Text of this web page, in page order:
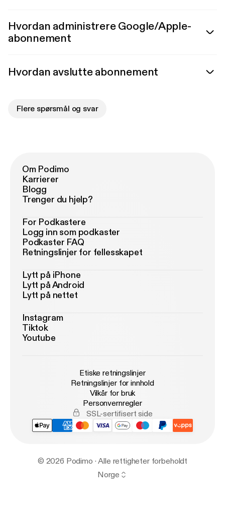
Hvordan administrere Google/Apple-
abonnement
Hvordan avslutte abonnement
Flere spørsmål og svar
Om Podimo
Karrierer
Blogg
Trenger du hjelp?
For Podkastere
Logg inn som podkaster
Podkaster FAQ
Retningslinjer for fellesskapet
Lytt på iPhone
Lytt på Android
Lytt på nettet
Instagram
Tiktok
Youtube
Etiske retningslinjer
Retningslinjer for innhold
Vilkår for bruk
Personvernregler
SSL-sertifisert side
© 2026 Podimo · Alle rettigheter forbeholdt
Norge